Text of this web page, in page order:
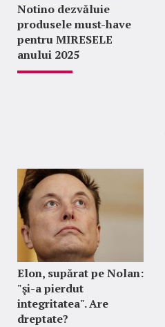
Notino dezvăluie
produsele must-have
pentru MIRESELE
anului 2025
Elon, supărat pe Nolan:
"şi-a pierdut
integritatea". Are
dreptate?